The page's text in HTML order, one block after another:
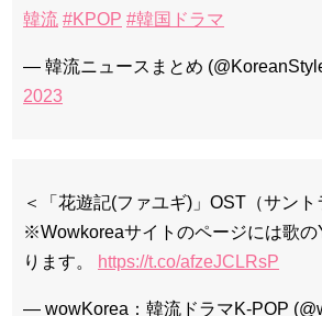
韓流 #KPOP #韓国ドラマ
— 韓流ニュースまとめ
2023
＜「花遊記(ファユギ)」OST（サント
※Wowkoreaサイトのページには歌の
ります。
https://t.co/afzeJCLRsP
— wowKorea：韓流ドラマK-POP